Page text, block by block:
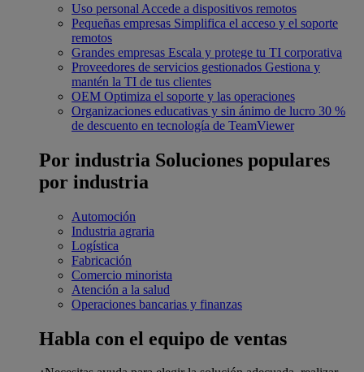
Uso personal Accede a dispositivos remotos
Pequeñas empresas Simplifica el acceso y el soporte
remotos
Grandes empresas Escala y protege tu TI corporativa
Proveedores de servicios gestionados Gestiona y
mantén la TI de tus clientes
OEM Optimiza el soporte y las operaciones
Organizaciones educativas y sin ánimo de lucro 30 %
de descuento en tecnología de TeamViewer
Por industria Soluciones populares
por industria
Automoción
Industria agraria
Logística
Fabricación
Comercio minorista
Atención a la salud
Operaciones bancarias y finanzas
Habla con el equipo de ventas